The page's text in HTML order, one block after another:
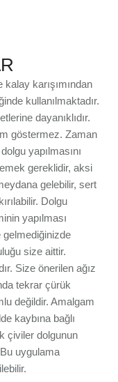
karışımından
kullanılmaktadır.
dayanıklıdır.
göstermez. Zaman
yapılmasını
gereklidir, aksi
gelebilir, sert
Dolgu
yapılması
gelmediğinizde
size aittir.
Size önerilen ağız
tekrar çürük
değildir. Amalgam
kaybına bağlı
çiviler dolgunun
uygulama